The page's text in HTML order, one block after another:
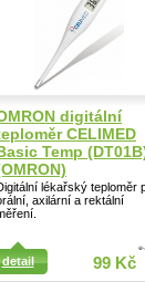
digitální
CELIMED
Temp
lékařský teploměr
axilární a rektální
99 Kč
detail
Detail